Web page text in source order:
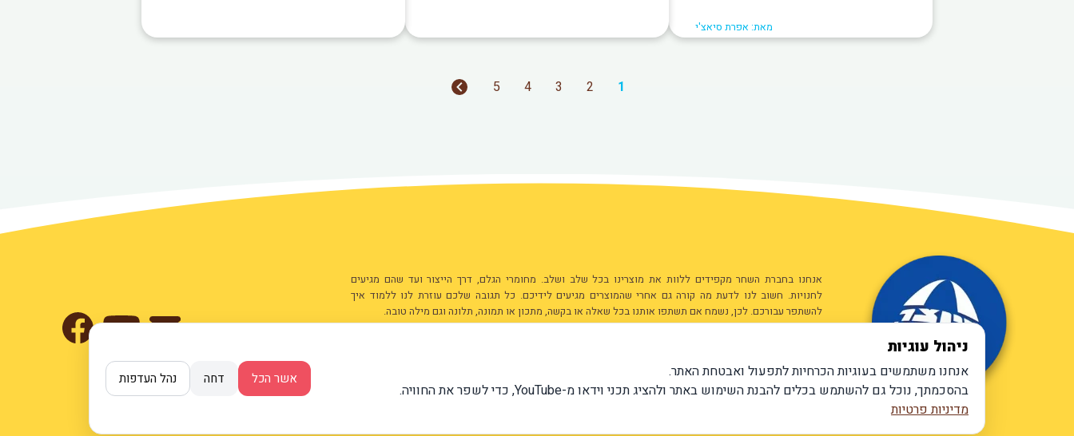
ניהול עוגיות
אנחנו משתמשים בעוגיות הכרחיות לתפעול ואבטחת האתר.
בהסכמתך, נוכל גם להשתמש בכלים להבנת השימוש באתר ולהציג תכני וידאו מ-YouTube, כדי לשפר את החוויה.
מדיניות פרטיות
אשר הכל דחה נהל העדפות
מאת: אפרת סיאצ'י
1
2
3
4
5
אנחנו בחברת השחר מקפידים ללוות את מוצרינו בכל שלב ושלב. מחומרי הגלם, דרך הייצור ועד שהם מגיעים
לחנויות. חשוב לנו לדעת מה קורה גם אחרי שהמוצרים מגיעים לידיכם. כל תגובה שלכם עוזרת לנו ללמוד איך
להשתפר עבורכם. לכן, נשמח אם תשתפו אותנו בכל שאלה או בקשה, מתכון או תמונה, תלונה וגם מילה טובה.
טלפון:04-8726264
פקס: 04-8721287
ניהול עוגיות